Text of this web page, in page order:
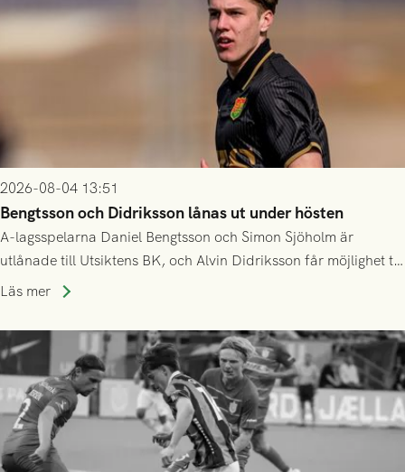
2026-08-04 13:51
Bengtsson och Didriksson lånas ut under hösten
A-lagsspelarna Daniel Bengtsson och Simon Sjöholm är
utlånade till Utsiktens BK, och Alvin Didriksson får möjlighet till
speltid i Hestrafors genom föreningssamarbete.
Läs mer